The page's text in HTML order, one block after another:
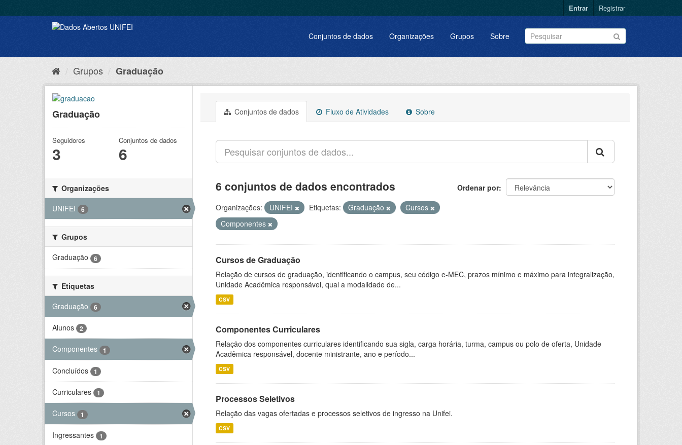
Entrar Registrar
Conjuntos de dados Organizações Grupos Sobre
Grupos Graduação
Graduação
Seguidores
3
Conjuntos de dados
6
Organizações
UNIFEI
6
Grupos
Graduação
6
Etiquetas
Graduação
6
Alunos 2
Componentes 1
Concluídos 1
Curriculares 1
Cursos 1
Ingressantes 1
Conjuntos de dados Fluxo de Atividades Sobre
Ordenar por
6 conjuntos de dados encontrados
Organizações: UNIFEI Etiquetas: Graduação
Cursos
Componentes
Cursos de Graduação
Relação de cursos de graduação, identificando o campus, seu código e-MEC, prazos mínimo e máximo para integralização,
Unidade Acadêmica responsável, qual a modalidade de...
CSV
Componentes Curriculares
Relação dos componentes curriculares identificando sua sigla, carga horária, turma, campus ou polo de oferta, Unidade
Acadêmica responsável, docente ministrante, ano e período...
CSV
Processos Seletivos
Relação das vagas ofertadas e processos seletivos de ingresso na Unifei.
CSV